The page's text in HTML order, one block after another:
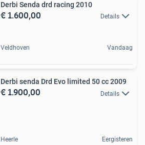
Derbi Senda drd racing 2010
€ 1.600,00 Details
Veldhoven Vandaag
Derbi senda Drd Evo limited 50 cc 2009
€ 1.900,00 Details
Heerle Eergisteren